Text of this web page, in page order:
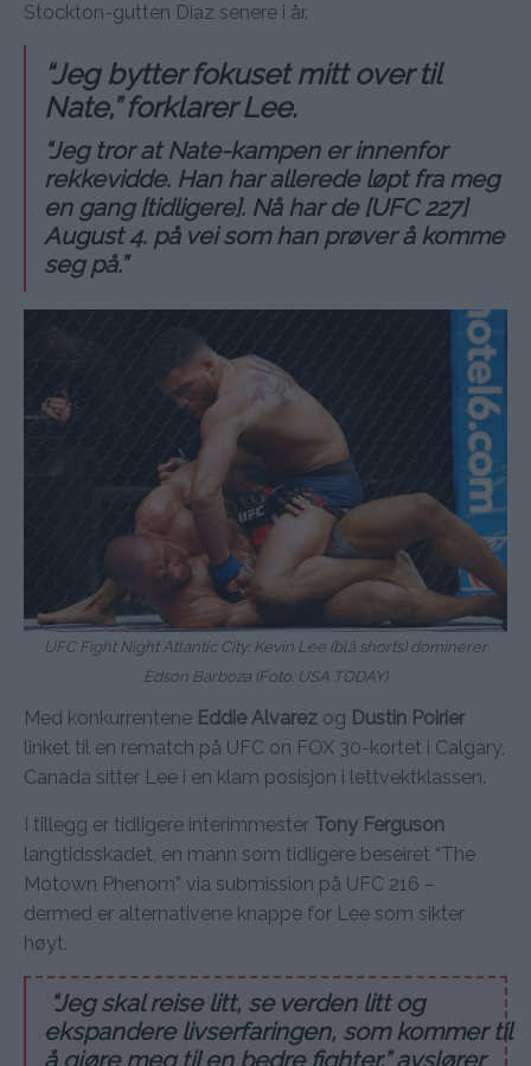
Stockton-gutten Diaz senere i år.
“Jeg bytter fokuset mitt over til
Nate,” forklarer Lee.
“Jeg tror at Nate-kampen er innenfor
rekkevidde. Han har allerede løpt fra meg
en gang [tidligere]. Nå har de [UFC 227]
August 4. på vei som han prøver å komme
seg på.”
UFC Fight Night Atlantic City: Kevin Lee (blå shorts) dominerer
Edson Barboza (Foto: USA TODAY)
Med konkurrentene Eddie Alvarez og Dustin Poirier
linket til en rematch på UFC on FOX 30-kortet i Calgary,
Canada sitter Lee i en klam posisjon i lettvektklassen.
I tillegg er tidligere interimmester Tony Ferguson
langtidsskadet, en mann som tidligere beseiret “The
Motown Phenom” via submission på UFC 216 –
dermed er alternativene knappe for Lee som sikter
høyt.
“Jeg skal reise litt, se verden litt og
ekspandere livserfaringen, som kommer til